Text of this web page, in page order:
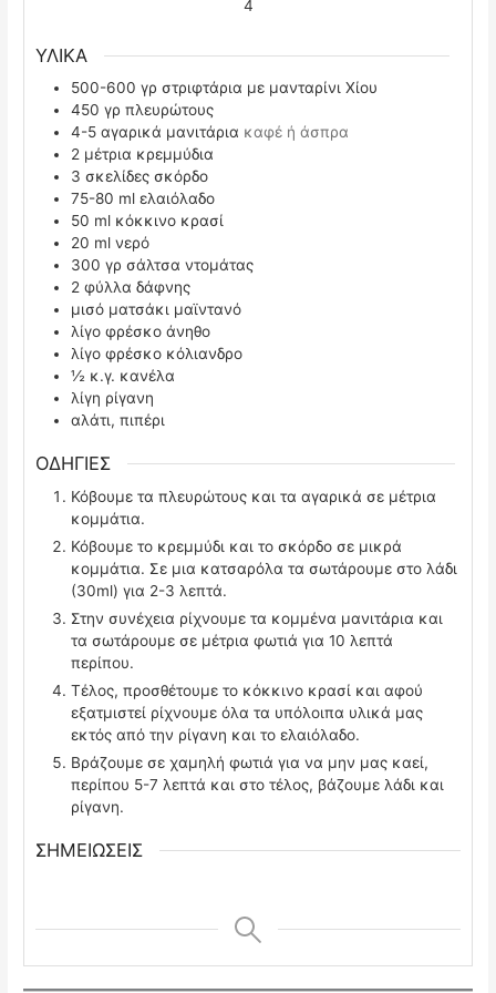
4
ΥΛΙΚΑ
500-600 γρ στριφτάρια με μανταρίνι Χίου
450 γρ πλευρώτους
4-5 αγαρικά μανιτάρια καφέ ή άσπρα
2 μέτρια κρεμμύδια
3 σκελίδες σκόρδο
75-80 ml ελαιόλαδο
50 ml κόκκινο κρασί
20 ml νερό
300 γρσάλτσα ντομάτας
2 φύλλα δάφνης
μισό ματσάκι μαϊντανό
λίγο φρέσκο άνηθο
λίγο φρέσκο κόλιανδρο
½ κ.γ. κανέλα
λίγη ρίγανη
αλάτι, πιπέρι
ΟΔΗΓΙΕΣ
Κόβουμε τα πλευρώτους και τα αγαρικά σε μέτρια
κομμάτια.
Κόβουμε το κρεμμύδι και το σκόρδο σε μικρά
κομμάτια. Σε μια κατσαρόλα τα σωτάρουμε στο λάδι
(30ml) για 2-3 λεπτά.
Στην συνέχεια ρίχνουμε τα κομμένα μανιτάρια και
τα σωτάρουμε σε μέτρια φωτιά για 10 λεπτά
περίπου.
Τέλος, προσθέτουμε το κόκκινο κρασί και αφού
εξατμιστεί ρίχνουμε όλα τα υπόλοιπα υλικά μας
εκτός από την ρίγανη και το ελαιόλαδο.
Βράζουμε σε χαμηλή φωτιά για να μην μας καεί,
περίπου 5-7 λεπτά και στο τέλος, βάζουμε λάδι και
ρίγανη.
ΣΗΜΕΙΩΣΕΙΣ